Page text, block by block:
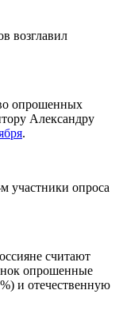
возглавил
опрошенных
Александру
.
участники опроса
считают
опрошенные
и отечественную